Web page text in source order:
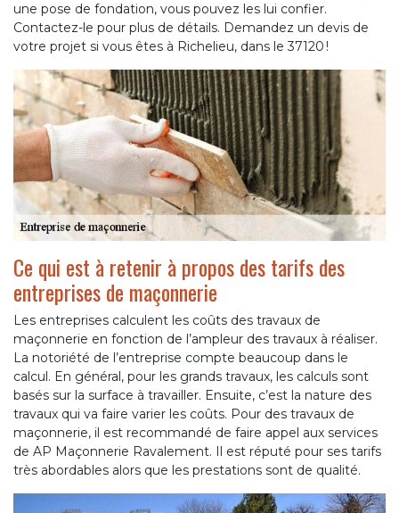
une pose de fondation, vous pouvez les lui confier.
Contactez-le pour plus de détails. Demandez un devis de
votre projet si vous êtes à Richelieu, dans le 37120 !
Ce qui est à retenir à propos des tarifs des
entreprises de maçonnerie
Les entreprises calculent les coûts des travaux de
maçonnerie en fonction de l’ampleur des travaux à réaliser.
La notoriété de l’entreprise compte beaucoup dans le
calcul. En général, pour les grands travaux, les calculs sont
basés sur la surface à travailler. Ensuite, c’est la nature des
travaux qui va faire varier les coûts. Pour des travaux de
maçonnerie, il est recommandé de faire appel aux services
de AP Maçonnerie Ravalement. Il est réputé pour ses tarifs
très abordables alors que les prestations sont de qualité.